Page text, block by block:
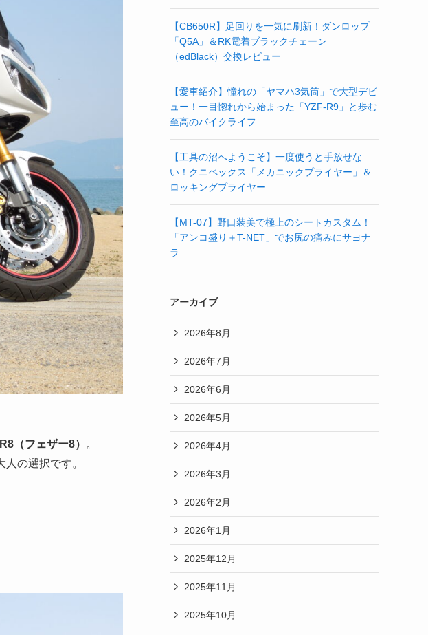
（フェザー8）
。
の選択です。
【CB650R】足回りを一気に刷新！ダンロップ
「Q5A」＆RK電着ブラックチェーン
（edBlack）交換レビュー
【愛車紹介】憧れの「ヤマハ3気筒」で大型デビ
ュー！一目惚れから始まった「YZF-R9」と歩む
至高のバイクライフ
【工具の沼へようこそ】一度使うと手放せな
い！クニペックス「メカニックプライヤー」＆
ロッキングプライヤー
【MT-07】野口装美で極上のシートカスタム！
「アンコ盛り＋T-NET」でお尻の痛みにサヨナ
ラ
アーカイブ
2026年8月
2026年7月
2026年6月
2026年5月
2026年4月
2026年3月
2026年2月
2026年1月
2025年12月
2025年11月
2025年10月